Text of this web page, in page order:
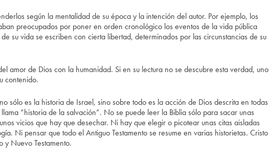
según la mentalidad de su época y la intención del autor. Por ejemplo, los
preocupados por poner en orden cronológico los eventos de la vida pública
de su vida se escriben con cierta libertad, determinados por las circunstancias de su
amor de Dios con la humanidad. Si en su lectura no se descubre esta verdad, uno
contenido.
sólo es la historia de Israel, sino sobre todo es la acción de Dios descrita en todas
“historia de la salvación”. No se puede leer la Biblia sólo para sacar unas
vicios que hay que desechar. Ni hay que elegir o picotear unas citas aisladas
Ni pensar que todo el Antiguo Testamento se resume en varias historietas. Cristo
y Nuevo Testamento.